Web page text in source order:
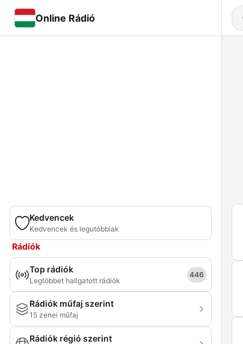
Online Rádió
Kedvencek
Kedvencek és legutóbbiak
Rádiók
Top rádiók
Legtöbbet hallgatott rádiók
446
Rádiók műfaj szerint
15 zenei műfaj
Rádiók régió szerint